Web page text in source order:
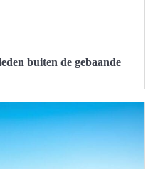
buiten de gebaande